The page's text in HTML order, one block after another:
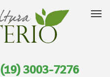
(19) 3003-7276